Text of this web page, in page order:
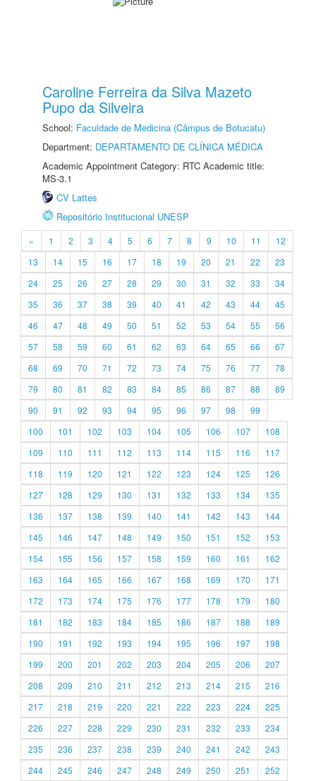
Caroline Ferreira da Silva Mazeto
Pupo da Silveira
School: Faculdade de Medicina (Câmpus de Botucatu)
Department: DEPARTAMENTO DE CLÍNICA MÉDICA
Academic Appointment Category: RTC Academic title:
MS-3.1
CV Lattes
Repositório Institucional UNESP
« 1 2 3 4 5 6 7 8 9 10 11
12
13
14 15 16 17 18 19 20 21 22
23
24
25 26 27 28 29 30 31 32 33
34
35
36 37 38 39 40 41 42 43 44
45
46
47 48 49 50 51 52 53 54 55
56
57
58 59 60 61 62 63 64 65 66
67
68
69 70 71 72 73 74 75 76 77
78
79
80 81 82 83 84 85 86 87 88
89
90
91 92 93 94 95 96 97 98
99
100
101 102 103 104 105 106 107
108
109
110 111 112 113 114 115 116
117
118
119 120 121 122 123 124 125
126
127
128 129 130 131 132 133 134
135
136
137 138 139 140 141 142 143
144
145
146 147 148 149 150 151 152
153
154
155 156 157 158 159 160 161
162
163
164 165 166 167 168 169 170
171
172
173 174 175 176 177 178 179
180
181
182 183 184 185 186 187 188
189
190
191 192 193 194 195 196 197
198
199
200 201 202 203 204 205 206
207
208
209 210 211 212 213 214 215
216
217
218 219 220 221 222 223 224
225
226
227 228 229 230 231 232 233
234
235
236 237 238 239 240 241 242
243
244
245 246 247 248 249 250 251 252